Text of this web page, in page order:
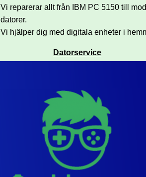
Vi reparerar allt från IBM PC 5150 till
datorer.
Vi hjälper dig med digitala enheter i
Datorservice